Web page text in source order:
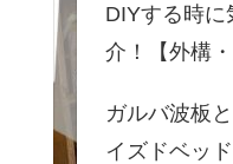
DIYする時に
介！【外構
ガルバ波板
イズドベッ